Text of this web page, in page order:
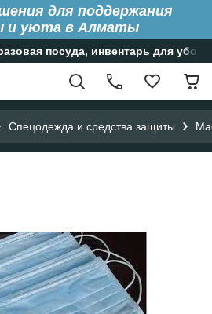
для поддержания
и уюта в Алматы
посуда, инвентарь для
Спецодежда и средства защиты